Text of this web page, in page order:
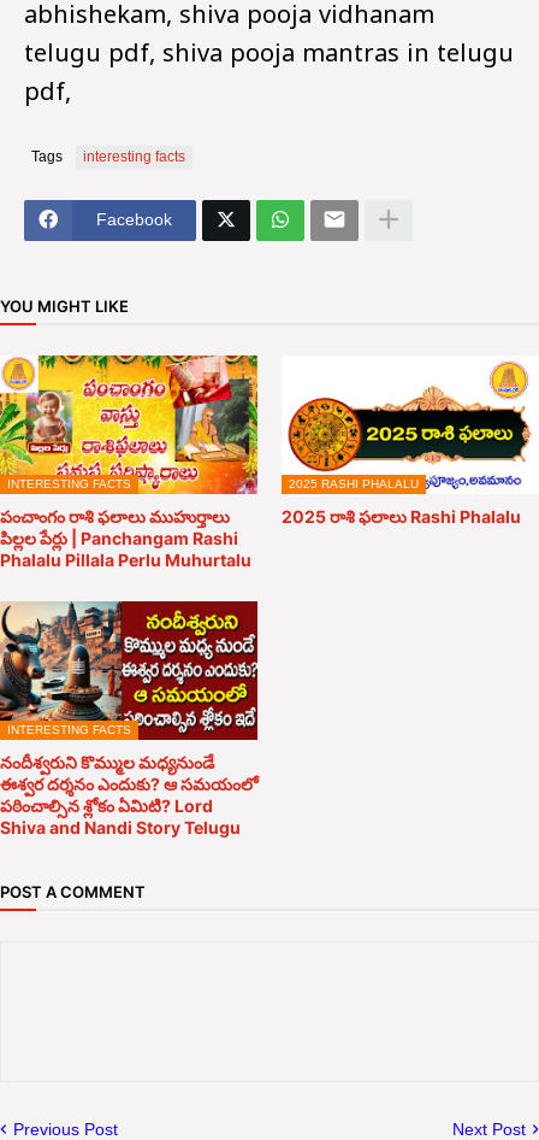
abhishekam, shiva pooja vidhanam
telugu pdf, shiva pooja mantras in telugu
pdf,
Tags interesting facts
Facebook
YOU MIGHT LIKE
INTERESTING FACTS
పంచాంగం రాశి ఫలాలు ముహుర్తాలు
పిల్లల పేర్లు | Panchangam Rashi
Phalalu Pillala Perlu Muhurtalu
2025 RASHI PHALALU
2025 రాశి ఫలాలు Rashi Phalalu
INTERESTING FACTS
నందీశ్వరుని కొమ్ముల మధ్యనుండే
ఈశ్వర దర్శనం ఎందుకు? ఆ సమయంలో
పఠించాల్సిన శ్లోకం ఏమిటి? Lord
Shiva and Nandi Story Telugu
POST A COMMENT
Previous Post Next Post